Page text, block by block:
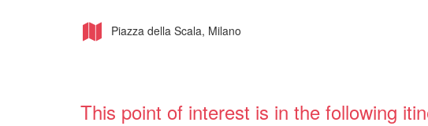
Piazza della Scala, Milano
This point of interest is in the following